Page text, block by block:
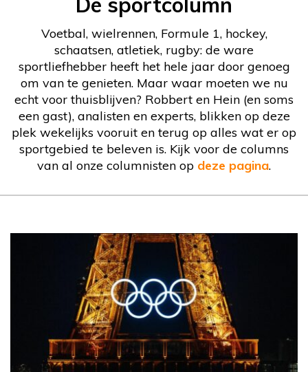
Voetbal, wielrennen, Formule 1, hockey,
schaatsen, atletiek, rugby: de ware
sportliefhebber heeft het hele jaar door genoeg
om van te genieten. Maar waar moeten we nu
echt voor thuisblijven? Robbert en Hein (en soms
een gast), analisten en experts, blikken op deze
plek wekelijks vooruit en terug op alles wat er op
sportgebied te beleven is. Kijk voor de columns
van al onze columnisten op deze pagina.